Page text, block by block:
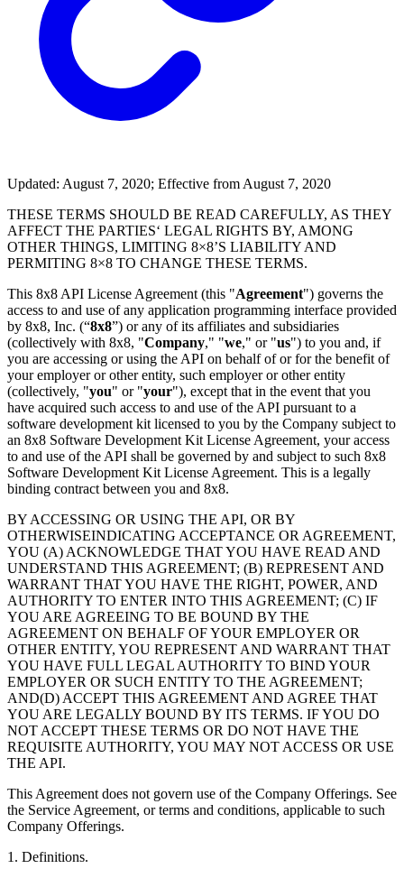
Updated: August 7, 2020; Effective from August 7, 2020
THESE TERMS SHOULD BE READ CAREFULLY, AS THEY
AFFECT THE PARTIES‘ LEGAL RIGHTS BY, AMONG
OTHER THINGS, LIMITING 8×8’S LIABILITY AND
PERMITING 8×8 TO CHANGE THESE TERMS.
This 8x8 API License Agreement (this "Agreement") governs the
access to and use of any application programming interface provided
by 8x8, Inc. (“8x8”) or any of its affiliates and subsidiaries
(collectively with 8x8, "Company," "we," or "us") to you and, if
you are accessing or using the API on behalf of or for the benefit of
your employer or other entity, such employer or other entity
(collectively, "you" or "your"), except that in the event that you
have acquired such access to and use of the API pursuant to a
software development kit licensed to you by the Company subject to
an 8x8 Software Development Kit License Agreement, your access
to and use of the API shall be governed by and subject to such 8x8
Software Development Kit License Agreement. This is a legally
binding contract between you and 8x8.
BY ACCESSING OR USING THE API, OR BY
OTHERWISEINDICATING ACCEPTANCE OR AGREEMENT,
YOU (A) ACKNOWLEDGE THAT YOU HAVE READ AND
UNDERSTAND THIS AGREEMENT; (B) REPRESENT AND
WARRANT THAT YOU HAVE THE RIGHT, POWER, AND
AUTHORITY TO ENTER INTO THIS AGREEMENT; (C) IF
YOU ARE AGREEING TO BE BOUND BY THE
AGREEMENT ON BEHALF OF YOUR EMPLOYER OR
OTHER ENTITY, YOU REPRESENT AND WARRANT THAT
YOU HAVE FULL LEGAL AUTHORITY TO BIND YOUR
EMPLOYER OR SUCH ENTITY TO THE AGREEMENT;
AND(D) ACCEPT THIS AGREEMENT AND AGREE THAT
YOU ARE LEGALLY BOUND BY ITS TERMS. IF YOU DO
NOT ACCEPT THESE TERMS OR DO NOT HAVE THE
REQUISITE AUTHORITY, YOU MAY NOT ACCESS OR USE
THE API.
This Agreement does not govern use of the Company Offerings. See
the Service Agreement, or terms and conditions, applicable to such
Company Offerings.
1. Definitions.